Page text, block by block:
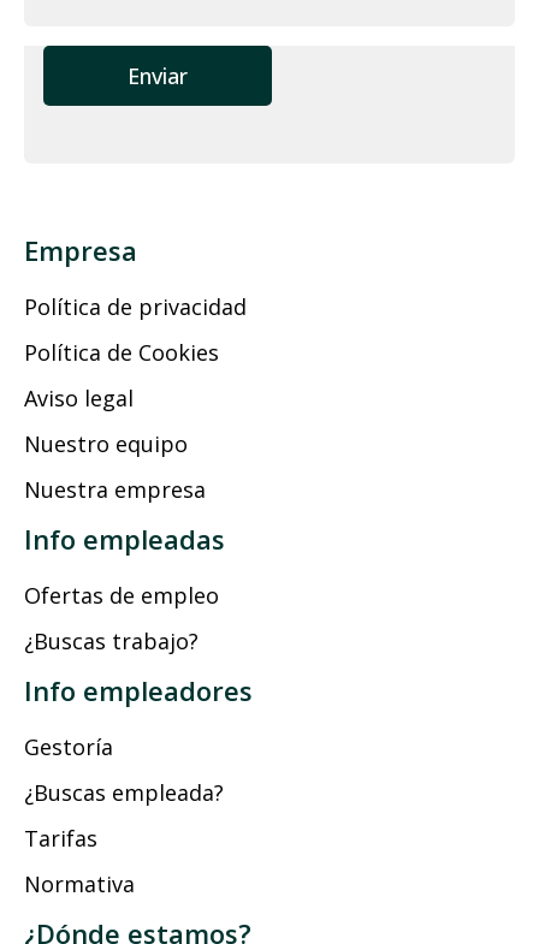
Empresa
Política de privacidad
Política de Cookies
Aviso legal
Nuestro equipo
Nuestra empresa
Info empleadas
Ofertas de empleo
¿Buscas trabajo?
Info empleadores
Gestoría
¿Buscas empleada?
Tarifas
Normativa
¿Dónde estamos?